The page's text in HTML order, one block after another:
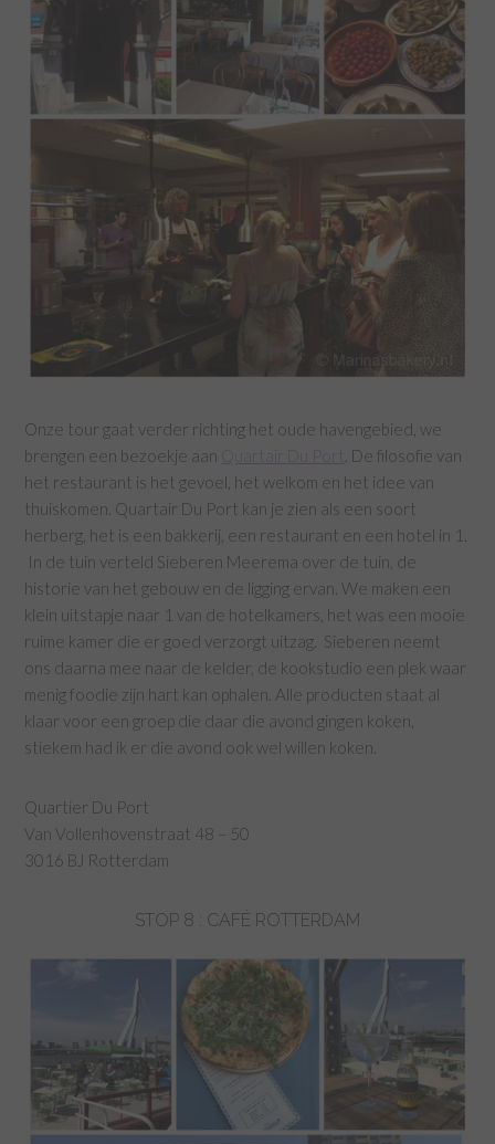
Onze tour gaat verder richting het oude havengebied, we
brengen een bezoekje aan
. De filosofie van
het restaurant is het gevoel, het welkom en het idee van
thuiskomen. Quartair Du Port kan je zien als een soort
herberg, het is een bakkerij, een restaurant en een hotel in 1.
In de tuin verteld Sieberen Meerema over de tuin, de
historie van het gebouw en de ligging ervan. We maken een
klein uitstapje naar 1 van de hotelkamers, het was een mooie
ruime kamer die er goed verzorgt uitzag. Sieberen neemt
ons daarna mee naar de kelder, de kookstudio een plek waar
menig foodie zijn hart kan ophalen. Alle producten staat al
klaar voor een groep die daar die avond gingen koken,
stiekem had ik er die avond ook wel willen koken.
Quartier Du Port
Van Vollenhovenstraat 48 – 50
3016 BJ Rotterdam
STOP 8 : CAFÉ ROTTERDAM